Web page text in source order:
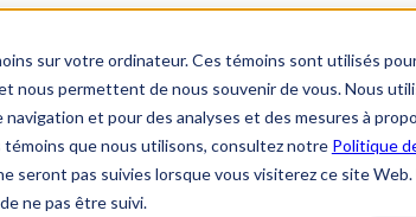
sur votre ordinateur. Ces témoins sont utilisés
nous permettent de nous souvenir de vous. Nous
et pour des analyses et des mesures à
témoins que nous utilisons, consultez notre Politique
seront pas suivies lorsque vous visiterez ce site
ne pas être suivi.